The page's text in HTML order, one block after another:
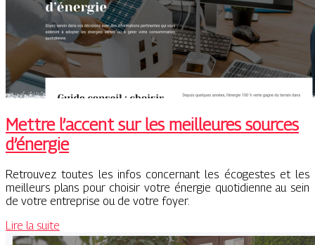
Mettre l’accent sur les meilleures sources
d’énergie
Retrouvez toutes les infos concernant les écogestes et les
meilleurs plans pour choisir votre énergie quotidienne au sein
de votre entreprise ou de votre foyer.
Lire la suite